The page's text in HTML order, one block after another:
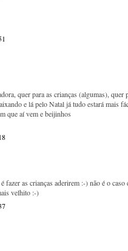
quer para as crianças (algumas),
e lá pelo Natal já tudo estará mais
que aí vem e beijinhos
fazer as crianças aderirem :-) não é o
velhito :-)